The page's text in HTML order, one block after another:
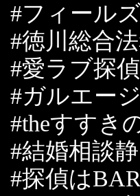
#フィール
#徳川総合
#愛ラブ探
#ガルエー
#theすすき
#結婚相談
#探偵は